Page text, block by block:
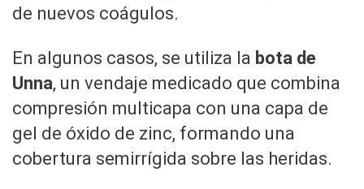
de nuevos coágulos.
En algunos casos, se utiliza la bota de
Unna, un vendaje medicado que combina
compresión multicapa con una capa de
gel de óxido de zinc, formando una
cobertura semirrígida sobre las heridas.